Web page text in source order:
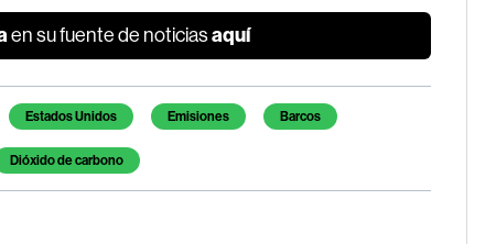
en su fuente de noticiasaquí
Estados Unidos Emisiones Barcos
Dióxido de carbono